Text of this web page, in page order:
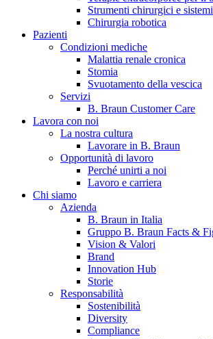
Catalogo prodotti
Trova il prodotto che stai cercando.
Contatti
Hai domande o richieste? Scrivici per
Strumenti chirurgici e
Chirurgia robotica
Pazienti
Condizioni mediche
Malattia renale cronica
Stomia
Svuotamento della vescica
Servizi
B. Braun Customer Care
Lavora con noi
La nostra cultura
Lavorare in B. Braun
Opportunità di lavoro
Perché unirti a noi
Lavoro e carriera
Chi siamo
Azienda
B. Braun in Italia
Gruppo B. Braun Facts &
Vision & Valori
Brand
Innovation Hub
Storie
Responsabilità
Sostenibilità
Diversity
Compliance